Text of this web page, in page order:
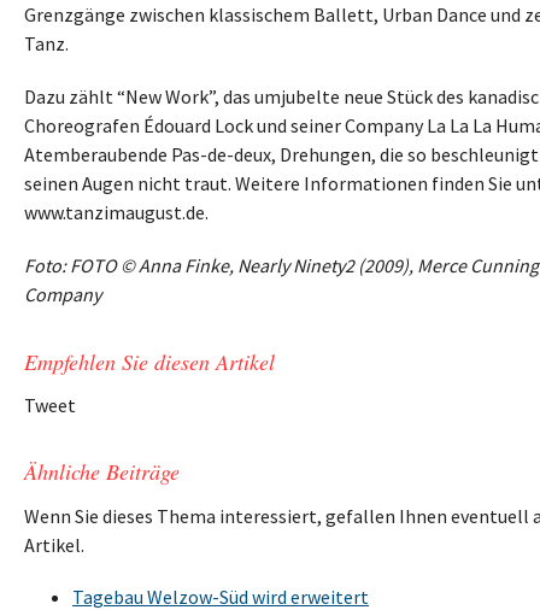
Grenzgänge zwischen klassischem Ballett, Urban Dance und
Tanz.
Dazu zählt “New Work”, das umjubelte neue Stück des
Choreografen Édouard Lock und seiner Company La La La
Atemberaubende Pas-de-deux, Drehungen, die so
seinen Augen nicht traut. Weitere Informationen finden Sie
www.tanzimaugust.de.
Foto: FOTO © Anna Finke, Nearly Ninety2 (2009), Merce
Company
Empfehlen Sie diesen Artikel
Tweet
Ähnliche Beiträge
Wenn Sie dieses Thema interessiert, gefallen Ihnen eventuell
Artikel.
Tagebau Welzow-Süd wird erweitert